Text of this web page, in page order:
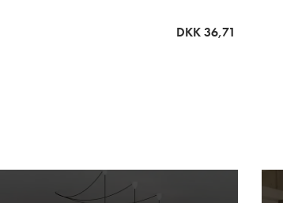
DKK 36,71